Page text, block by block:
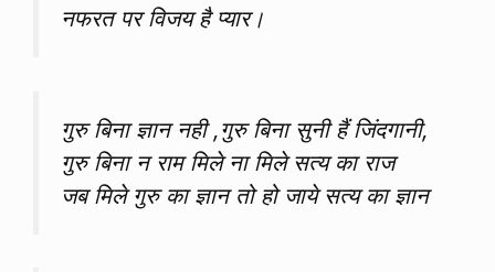
नफरत पर विजय है प्यार।
गुरु बिना ज्ञान नही ,गुरु बिना सुनी हैं जिंदगानी,
गुरु बिना न राम मिले ना मिले सत्य का राज
जब मिले गुरु का ज्ञान तो हो जाये सत्य का ज्ञान